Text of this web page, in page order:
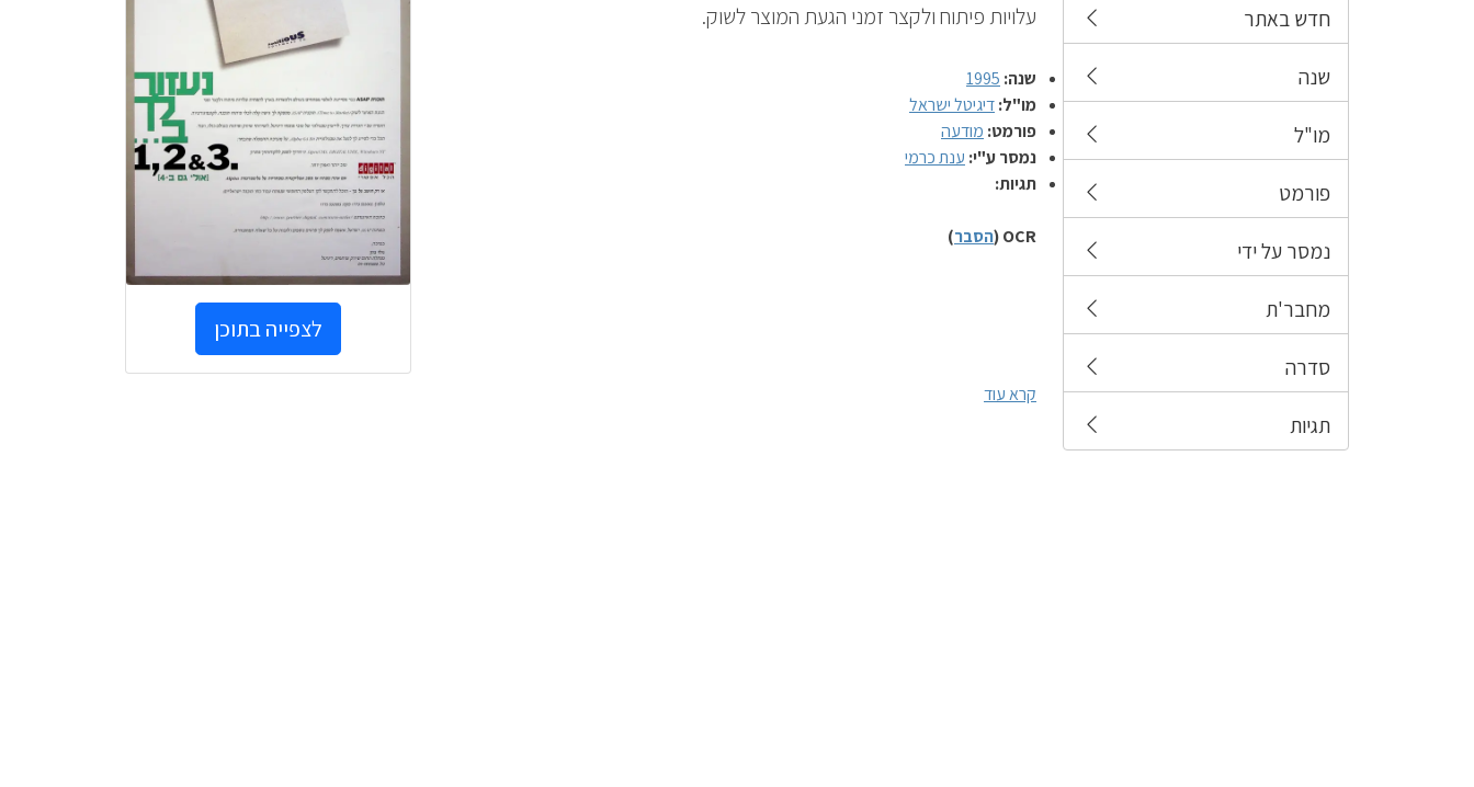
חדש באתר
שנה
מו"ל
פורמט
נמסר על ידי
מחבר'ת
סדרה
תגיות
עלויות פיתוח ולקצר זמני הגעת המוצר לשוק.
שנה: 1995
מו"ל:דיגיטל ישראל
פורמט: מודעה
נמסר ע"י: ענת כרמי
תגיות:
OCR ( הסבר)
קרא עוד
לצפייה בתוכן